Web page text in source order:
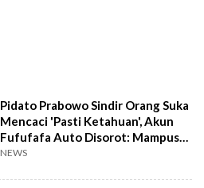
Pidato Prabowo Sindir Orang Suka
Mencaci 'Pasti Ketahuan', Akun
Fufufafa Auto Disorot: Mampus
Lu Gibran
NEWS